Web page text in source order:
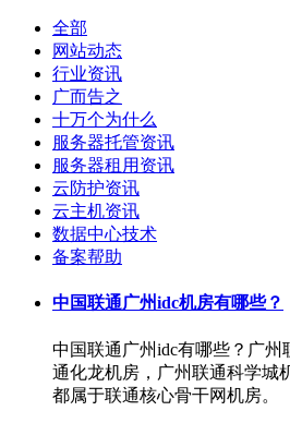
全部
网站动态
行业资讯
广而告之
十万个为什么
服务器托管资讯
服务器租用资讯
云防护资讯
云主机资讯
数据中心技术
备案帮助
中国联通广州idc机房有哪些？
中国联通广州idc有哪些？广州
通化龙机房，广州联通科学城
都属于联通核心骨干网机房。